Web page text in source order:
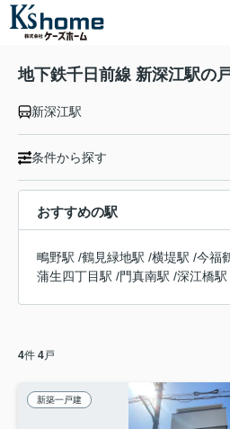
地下鉄千日前線 新深江駅の
新深江駅
条件から探す
おすすめの駅
鴫野駅 /鶴見緑地駅 /横堤駅 /今福
蒲生四丁目駅 /門真南駅 /深江橋駅
4件 4戸
新築一戸建